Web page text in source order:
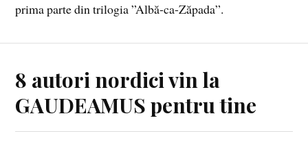
prima parte din trilogia ”Albă-ca-Zăpada”.
8 autori nordici vin la
GAUDEAMUS pentru tine